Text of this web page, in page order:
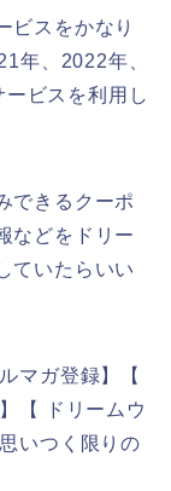
ビスをかなり
年、2022年、
ビスを利用し
できるクーポ
などをドリー
ていたらいい
マガ登録】【
【 ドリームウ
いつく限りの